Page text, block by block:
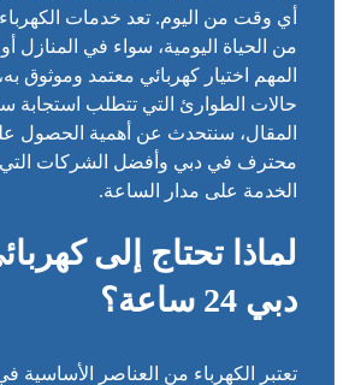
أي وقت من اليوم. تعد خدمات
من الحياة اليومية، سواء في المنازل
المهم اختيار كهربائي معتمد وموثوق
حالات الطوارئ التي تتطلب استجابة
المقال، سنتحدث عن أهمية الحصول
محترف في دبي وأفضل الشركات التي
الخدمة على مدار الساعة.
لماذا تحتاج إلى
دبي 24 ساعة
؟
تعتبر الكهرباء من العناصر الأساسية في